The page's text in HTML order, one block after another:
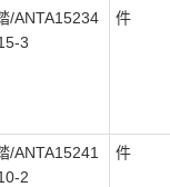
/ANTA15234
3
件
/ANTA15241
2
件